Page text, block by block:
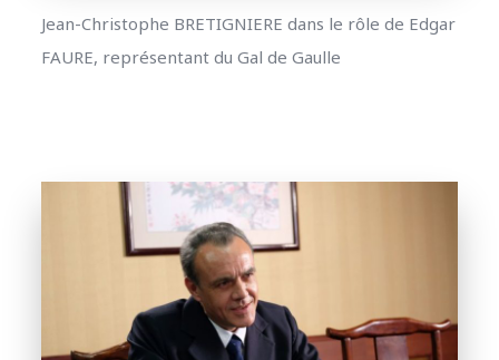
Jean-Christophe BRETIGNIERE dans le rôle de Edgar
FAURE, représentant du Gal de Gaulle